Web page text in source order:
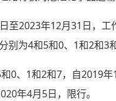
至2023年12月31日，
别为4和5和0、1和2和3和
0、1和2和7，自2019
年4月5日，限行。